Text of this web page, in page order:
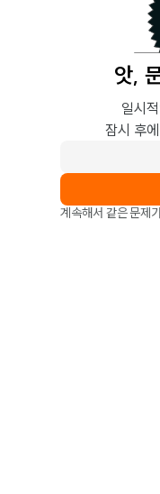
앗,
일시
잠시 후
계속해서 같은 문제